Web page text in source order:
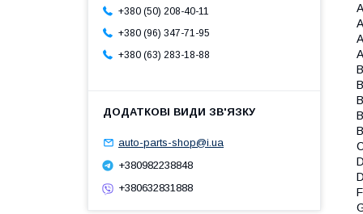
+380 (50) 208-40-11
+380 (96) 347-71-95
+380 (63) 283-18-88
auto-parts-shop@i.ua
+380982238848
+380632831888